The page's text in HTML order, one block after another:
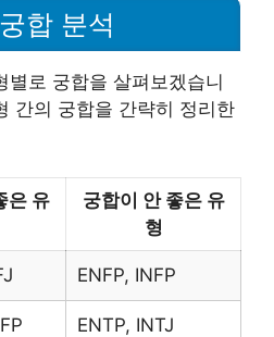
합 분석
별로 궁합을 살펴보겠습니
간의 궁합을 간략히 정리한
은 유
궁합이 안 좋은 유
형
ENFP, INFP
ENTP, INTJ